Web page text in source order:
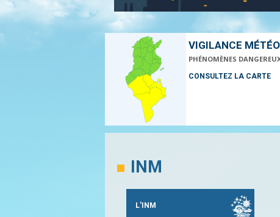
VIGILANCE MÉTÉO
PHÉNOMÈNES
CONSULTEZ LA CARTE
INM
L'INM